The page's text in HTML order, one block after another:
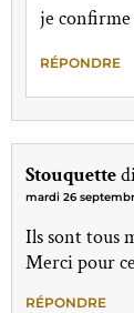
je
RÉPONDRE
Stouquette
mardi 26
Ils sont tous
Merci pour
RÉPONDRE